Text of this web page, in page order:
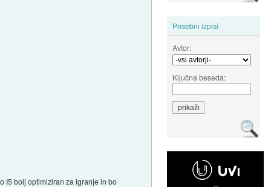
Posebni izpisi
Avtor:
Ključna beseda:
I5 bolj optimiziran za igranje in bo